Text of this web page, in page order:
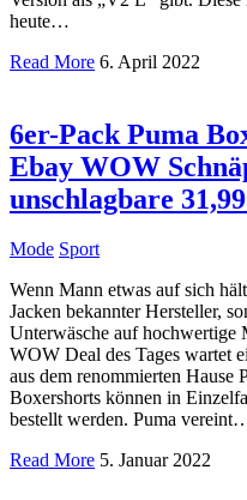
heute…
Read More 6. April 2022
6er-Pack Puma
Ebay WOW
unschlagbare
Mode Sport
Wenn Mann etwas auf sich
Jacken bekannter Hersteller,
Unterwäsche auf hochwertige
WOW Deal des Tages wartet
aus dem renommierten Hause
Boxershorts können in
bestellt werden. Puma
Read More 5. Januar 2022